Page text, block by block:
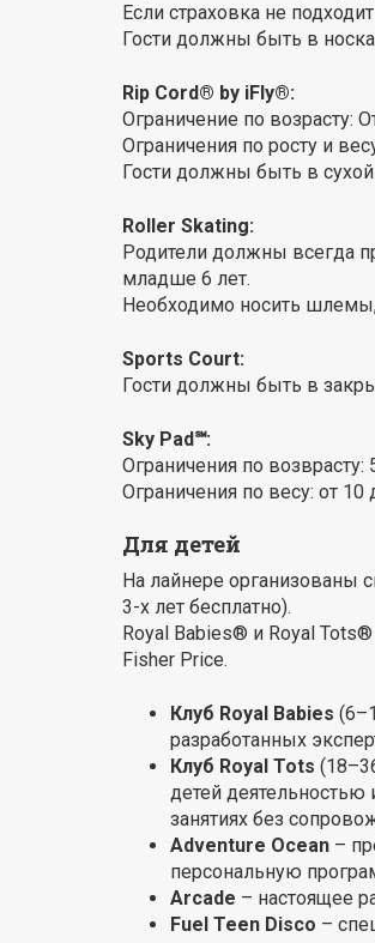
Если страховка не
Гости должны быть в
Rip Cord® by iFly®:
Ограничение по возрасту:
Ограничения по росту и
Гости должны быть в
Roller Skating:
Родители должны всегда
младше 6 лет.
Необходимо носить
Sports Court:
Гости должны быть в
Sky Pad℠:
Ограничения по
Ограничения по весу: от 10
Для детей
На лайнере организованы
3-х лет бесплатно).
Royal Babies® и Royal
Fisher Price.
Клуб Royal Babies
разработанных
Клуб Royal Tots
детей
занятиях без
Adventure Ocean –
персональную
Arcade – настоящее
Fuel Teen Disco –